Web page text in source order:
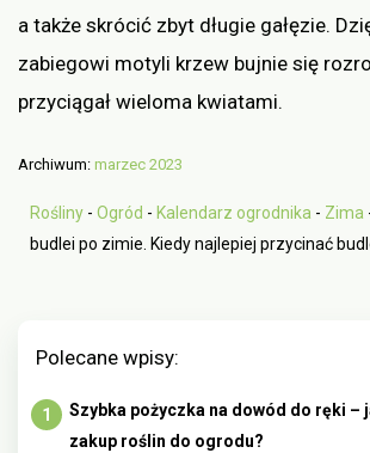
a także skrócić zbyt długie gałęzie.
zabiegowi motyli krzew bujnie się
przyciągał wieloma kwiatami.
Archiwum: marzec 2023
Rośliny - Ogród - Kalendarz ogrodnika - Zima
budlei po zimie. Kiedy najlepiej przycinać
Polecane wpisy:
Szybka pożyczka na dowód do ręki –
zakup roślin do ogrodu?